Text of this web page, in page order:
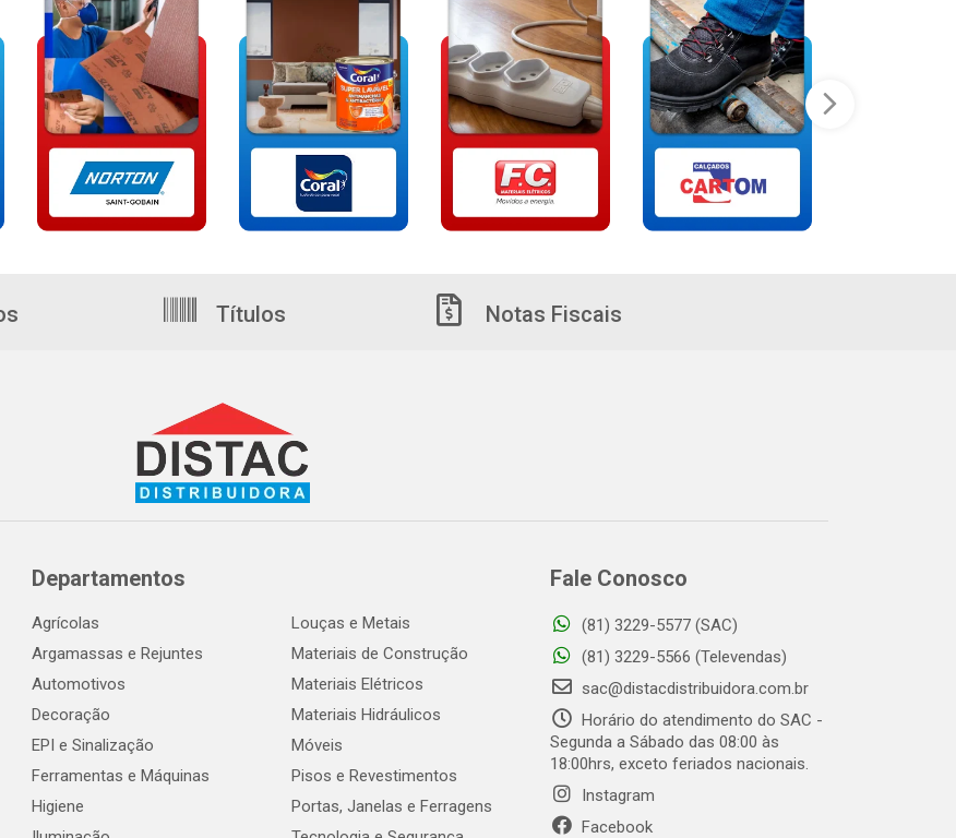
Títulos Notas Fiscais
Departamentos
Agrícolas
Argamassas e Rejuntes
Automotivos
Decoração
EPI e Sinalização
Ferramentas e Máquinas
Higiene
Louças e Metais
Materiais de Construção
Materiais Elétricos
Materiais Hidráulicos
Móveis
Pisos e Revestimentos
Portas, Janelas e Ferragens
Fale Conosco
(81) 3229-5577 (SAC)
(81) 3229-5566 (Televendas)
sac@distacdistribuidora.com.br
Horário do atendimento do SAC -
Segunda a Sábado das 08:00 às
18:00hrs, exceto feriados nacionais.
Instagram
Facebook